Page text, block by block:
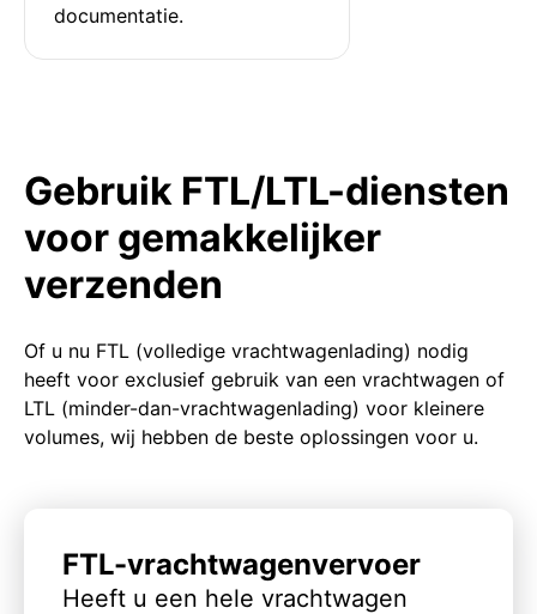
documentatie.
Gebruik FTL/LTL-diensten
voor gemakkelijker
verzenden
Of u nu FTL (volledige vrachtwagenlading) nodig
heeft voor exclusief gebruik van een vrachtwagen of
LTL (minder-dan-vrachtwagenlading) voor kleinere
volumes, wij hebben de beste oplossingen voor u.
FTL-vrachtwagenvervoer
Heeft u een hele vrachtwagen